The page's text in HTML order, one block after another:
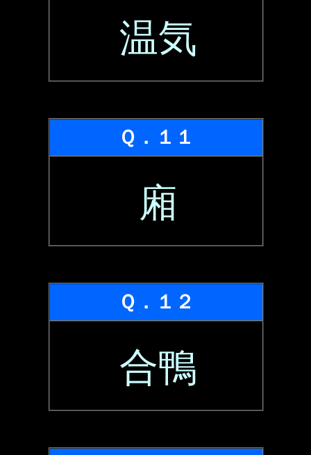
温気
Ｑ．１１
廂
Ｑ．１２
合鴨